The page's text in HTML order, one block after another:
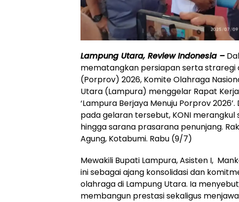
Lampung Utara, Review Indonesia –
mematangkan persiapan serta straregi
(Porprov) 2026, Komite Olahraga
Utara (Lampura) menggelar Rapat
‘Lampura Berjaya Menuju Porprov
pada gelaran tersebut, KONI
hingga sarana prasarana penunjang.
Agung, Kotabumi. Rabu (9/7)
Mewakili Bupati Lampura, Asisten I,
ini sebagai ajang konsolidasi dan
olahraga di Lampung Utara. Ia
membangun prestasi sekaligus